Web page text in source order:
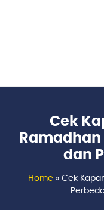
Cek
dan
Home » Cek